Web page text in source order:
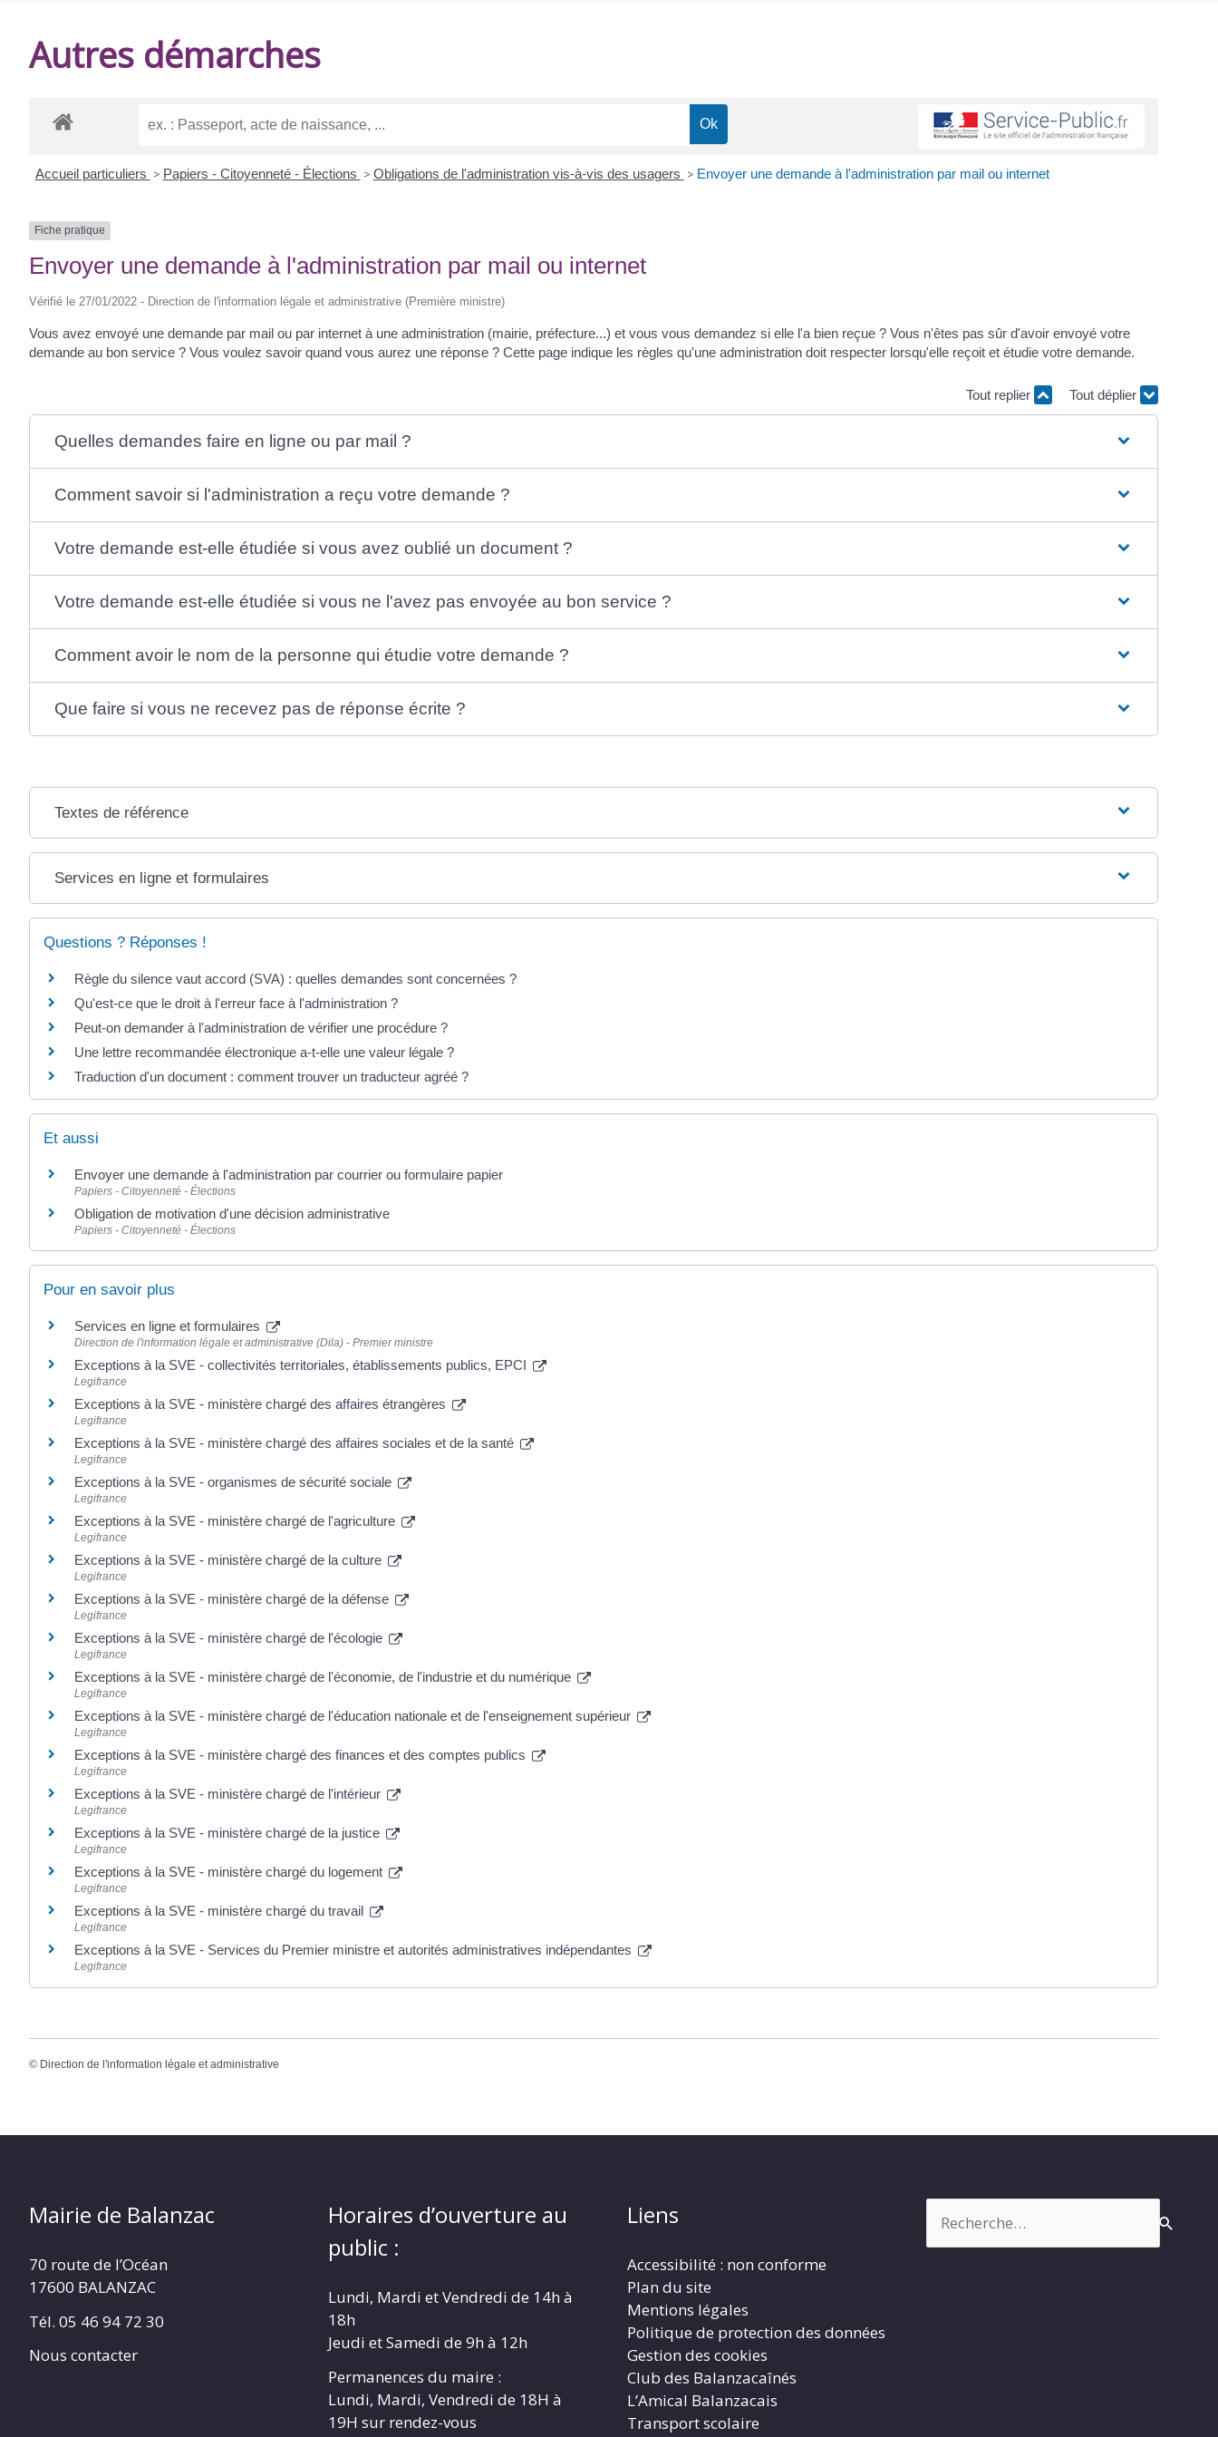
Autres démarches
Accueil particuliers > Papiers - Citoyenneté - Élections > Obligations de l'administration vis-à-vis des usagers > Envoyer une demande à l'administration par mail ou internet
Fiche pratique
Envoyer une demande à l'administration par mail ou internet
Vérifié le 27/01/2022 - Direction de l'information légale et administrative (Première ministre)
Vous avez envoyé une demande par mail ou par internet à une administration (mairie, préfecture...) et vous vous demandez si elle l'a bien reçue ? Vous n'êtes pas sûr d'avoir envoyé votre
demande au bon service ? Vous voulez savoir quand vous aurez une réponse ? Cette page indique les règles qu'une administration doit respecter lorsqu'elle reçoit et étudie votre demande.
Tout replier Tout déplier
Quelles demandes faire en ligne ou par mail ?
Comment savoir si l'administration a reçu votre demande ?
Votre demande est-elle étudiée si vous avez oublié un document ?
Votre demande est-elle étudiée si vous ne l'avez pas envoyée au bon service ?
Comment avoir le nom de la personne qui étudie votre demande ?
Que faire si vous ne recevez pas de réponse écrite ?
Textes de référence
Services en ligne et formulaires
Questions ? Réponses !
Règle du silence vaut accord (SVA) : quelles demandes sont concernées ?
Qu'est-ce que le droit à l'erreur face à l'administration ?
Peut-on demander à l'administration de vérifier une procédure ?
Une lettre recommandée électronique a-t-elle une valeur légale ?
Traduction d'un document : comment trouver un traducteur agréé ?
Et aussi
Envoyer une demande à l'administration par courrier ou formulaire papier
Papiers - Citoyenneté - Élections
Obligation de motivation d'une décision administrative
Papiers - Citoyenneté - Élections
Pour en savoir plus
Services en ligne et formulaires
Direction de l'information légale et administrative (Dila) - Premier ministre
Exceptions à la SVE - collectivités territoriales, établissements publics, EPCI
Legifrance
Exceptions à la SVE - ministère chargé des affaires étrangères
Legifrance
Exceptions à la SVE - ministère chargé des affaires sociales et de la santé
Legifrance
Exceptions à la SVE - organismes de sécurité sociale
Legifrance
Exceptions à la SVE - ministère chargé de l'agriculture
Legifrance
Exceptions à la SVE - ministère chargé de la culture
Legifrance
Exceptions à la SVE - ministère chargé de la défense
Legifrance
Exceptions à la SVE - ministère chargé de l'écologie
Legifrance
Exceptions à la SVE - ministère chargé de l'économie, de l'industrie et du numérique
Legifrance
Exceptions à la SVE - ministère chargé de l'éducation nationale et de l'enseignement supérieur
Legifrance
Exceptions à la SVE - ministère chargé des finances et des comptes publics
Legifrance
Exceptions à la SVE - ministère chargé de l'intérieur
Legifrance
Exceptions à la SVE - ministère chargé de la justice
Legifrance
Exceptions à la SVE - ministère chargé du logement
Legifrance
Exceptions à la SVE - ministère chargé du travail
Legifrance
Exceptions à la SVE - Services du Premier ministre et autorités administratives indépendantes
Legifrance
© Direction de l'information légale et administrative
Mairie de Balanzac
70 route de l’Océan
17600 BALANZAC
Tél. 05 46 94 72 30
Nous contacter
Horaires d’ouverture au
public :
Lundi, Mardi et Vendredi de 14h à
18h
Jeudi et Samedi de 9h à 12h
Permanences du maire :
Lundi, Mardi, Vendredi de 18H à
19H sur rendez-vous
Liens
Accessibilité : non conforme
Plan du site
Mentions légales
Politique de protection des données
Gestion des cookies
Club des Balanzacaînés
L’Amical Balanzacais
Transport scolaire